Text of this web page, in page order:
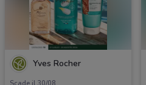
Yves Rocher